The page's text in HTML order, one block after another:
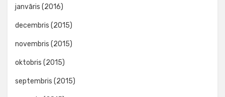
janvāris (2016)
decembris (2015)
novembris (2015)
oktobris (2015)
septembris (2015)